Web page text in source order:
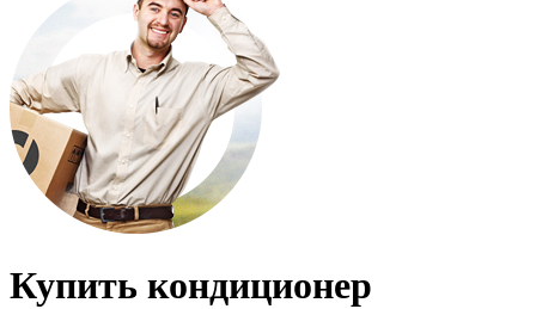
Купить кондиционер